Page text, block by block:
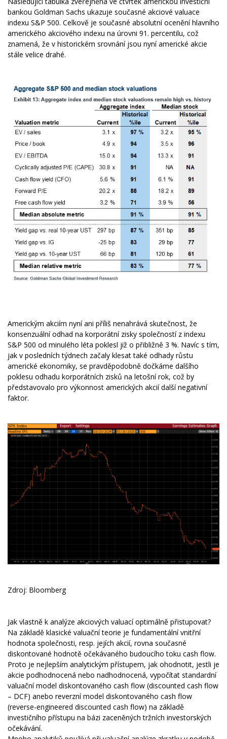
bankou Goldman Sachs ukazuje současné akciové valuace
indexu S&P 500. Celkově je současné absolutní ocenění hlavního
amerického akciového indexu na úrovni 91. percentilu, což
znamená, že v historickém srovnání jsou nyní americké akcie
stále velice drahé.
Americkým akciím nyní ani příliš nenahrává skutečnost, že
konsenzuální odhad na korporátní zisky společností z indexu
S&P 500 od minulého léta poklesl již o přibližně 3 %. Navíc s tím,
jak v posledních týdnech začaly klesat také odhady růstu
americké ekonomiky, se pravděpodobně dočkáme dalšího
poklesu odhadu korporátních zisků na letošní rok, což by
představovalo pro výkonnost amerických akcií další negativní
faktor.
Zdroj: Bloomberg
Jak vlastně k analýze akciových valuací optimálně přistupovat?
Na základě klasické valuační teorie je fundamentální vnitřní
hodnota společnosti, resp. jejích akcií, rovna současné
diskontované hodnotě očekávaného budoucího toku cash flow.
Proto je nejlepším analytickým přístupem, jak ohodnotit, jestli je
akcie podhodnocená nebo nadhodnocená, vypočítat standardní
valuační model diskontovaného cash flow (discounted cash flow
– DCF) anebo reverzní model diskontovaného cash flow
(reverse-engineered discounted cash flow) na základě
investičního přístupu na bázi zaceněných tržních investorských
očekávání.